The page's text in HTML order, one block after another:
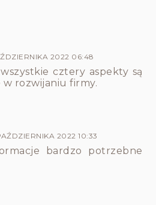
2022 06:48
cztery aspekty są
w rozwijaniu firmy.
2022 10:33
bardzo potrzebne